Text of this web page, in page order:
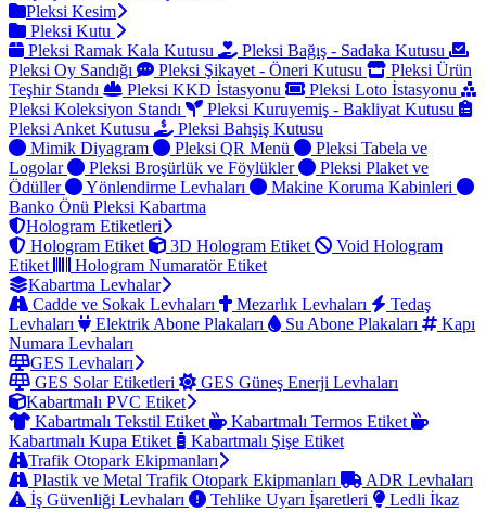
Pleksi Kesim
Pleksi Kutu
Pleksi Ramak Kala Kutusu
Pleksi Bağış - Sadaka Kutusu
Pleksi Oy Sandığı
Pleksi Şikayet - Öneri Kutusu
Pleksi Ürün
Teşhir Standı
Pleksi KKD İstasyonu
Pleksi Loto İstasyonu
Pleksi Koleksiyon Standı
Pleksi Kuruyemiş - Bakliyat Kutusu
Pleksi Anket Kutusu
Pleksi Bahşiş Kutusu
Mimik Diyagram
Pleksi QR Menü
Pleksi Tabela ve
Logolar
Pleksi Broşürlük ve Föylükler
Pleksi Plaket ve
Ödüller
Yönlendirme Levhaları
Makine Koruma Kabinleri
Banko Önü Pleksi Kabartma
Hologram Etiketleri
Hologram Etiket
3D Hologram Etiket
Void Hologram
Etiket
Hologram Numaratör Etiket
Kabartma Levhalar
Cadde ve Sokak Levhaları
Mezarlık Levhaları
Tedaş
Levhaları
Elektrik Abone Plakaları Su Abone Plakaları
Kapı
Numara Levhaları
GES Levhaları
GES Solar Etiketleri
GES Güneş Enerji Levhaları
Kabartmalı PVC Etiket
Kabartmalı Tekstil Etiket
Kabartmalı Termos Etiket
Kabartmalı Kupa Etiket
Kabartmalı Şişe Etiket
Trafik Otopark Ekipmanları
Plastik ve Metal Trafik Otopark Ekipmanları
ADR Levhaları
İş Güvenliği Levhaları
Tehlike Uyarı İşaretleri
Ledli İkaz